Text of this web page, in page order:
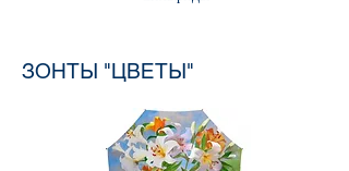
ЗОНТЫ "ЦВЕТЫ"